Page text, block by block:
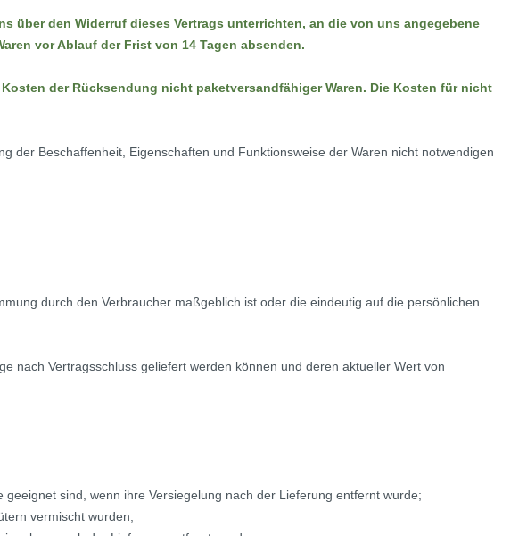
über den Widerruf dieses Vertrags unterrichten, an die von uns angegebene
vor Ablauf der Frist von 14 Tagen absenden.
der Rücksendung nicht paketversandfähiger Waren. Die Kosten für nicht
der Beschaffenheit, Eigenschaften und Funktionsweise der Waren nicht notwendigen
durch den Verbraucher maßgeblich ist oder die eindeutig auf die persönlichen
nach Vertragsschluss geliefert werden können und deren aktueller Wert von
sind, wenn ihre Versiegelung nach der Lieferung entfernt wurde;
vermischt wurden;